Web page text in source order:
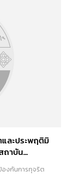
ละประพฤติมิ
ถาบัน
งกันการทุจริต